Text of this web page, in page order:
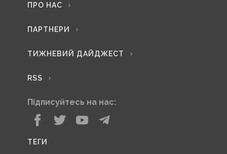
ПРО НАС
ПАРТНЕРИ
ТИЖНЕВИЙ ДАЙДЖЕСТ
RSS
Підписуйтесь на нас:
ТЕГИ